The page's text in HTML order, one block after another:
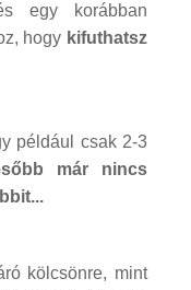
egy korábban
hogy kifuthatsz
például csak 2-3
már nincs
kölcsönre, mint